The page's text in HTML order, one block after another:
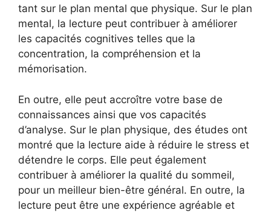
tant sur le plan mental que physique. Sur le plan
mental, la lecture peut contribuer à améliorer
les capacités cognitives telles que la
concentration, la compréhension et la
mémorisation.
En outre, elle peut accroître votre base de
connaissances ainsi que vos capacités
d’analyse. Sur le plan physique, des études ont
montré que la lecture aide à réduire le stress et
détendre le corps. Elle peut également
contribuer à améliorer la qualité du sommeil,
pour un meilleur bien-être général. En outre, la
lecture peut être une expérience agréable et